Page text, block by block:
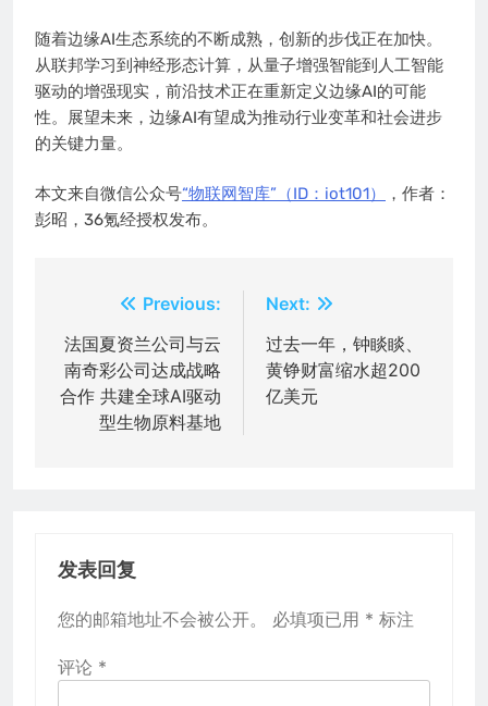
随着边缘AI生态系统的不断成熟，创新的步伐正在加快。
从联邦学习到神经形态计算，从量子增强智能到人工智能
驱动的增强现实，前沿技术正在重新定义边缘AI的可能
性。展望未来，边缘AI有望成为推动行业变革和社会进步
的关键力量。
本文来自微信公众号“物联网智库”（ID：iot101）
，作者：
彭昭，36氪经授权发布。
章
导
Previous:
法国夏资兰公司与云
南奇彩公司达成战略
合作 共建全球AI驱动
型生物原料基地
Next:
过去一年，钟睒睒、
黄铮财富缩水超200
亿美元
发表回复
您的邮箱地址不会被公开。 必填项已用 * 标注
评论 *